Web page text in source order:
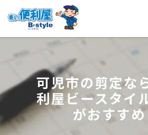
可児市の剪定な
利屋ビースタイ
がおすすめ